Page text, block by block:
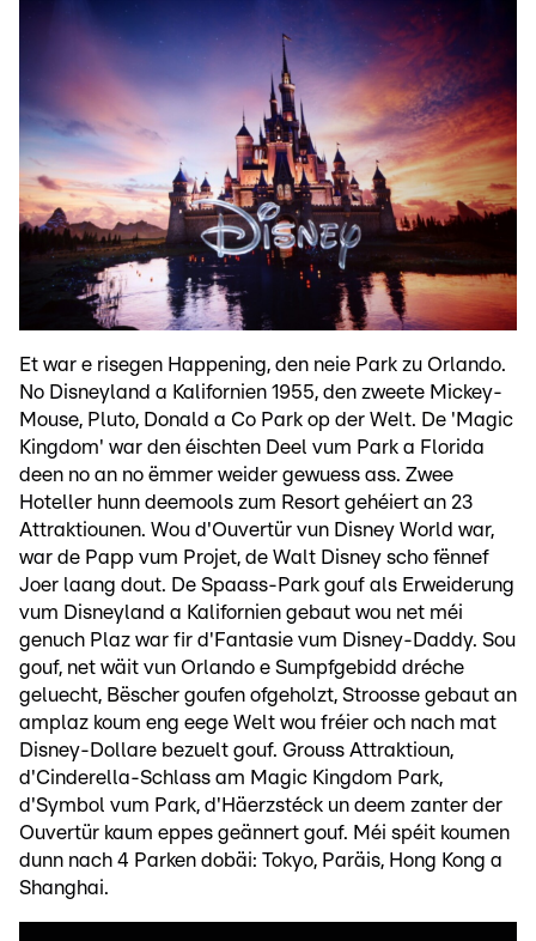
Et war e risegen Happening, den neie Park zu Orlando.
No Disneyland a Kalifornien 1955, den zweete Mickey-
Mouse, Pluto, Donald a Co Park op der Welt. De 'Magic
Kingdom' war den éischten Deel vum Park a Florida
deen no an no ëmmer weider gewuess ass. Zwee
Hoteller hunn deemools zum Resort gehéiert an 23
Attraktiounen. Wou d'Ouvertür vun Disney World war,
war de Papp vum Projet, de Walt Disney scho fënnef
Joer laang dout. De Spaass-Park gouf als Erweiderung
vum Disneyland a Kalifornien gebaut wou net méi
genuch Plaz war fir d'Fantasie vum Disney-Daddy. Sou
gouf, net wäit vun Orlando e Sumpfgebidd dréche
geluecht, Bëscher goufen ofgeholzt, Stroosse gebaut an
amplaz koum eng eege Welt wou fréier och nach mat
Disney-Dollare bezuelt gouf. Grouss Attraktioun,
d'Cinderella-Schlass am Magic Kingdom Park,
d'Symbol vum Park, d'Häerzstéck un deem zanter der
Ouvertür kaum eppes geännert gouf. Méi spéit koumen
dunn nach 4 Parken dobäi: Tokyo, Paräis, Hong Kong a
Shanghai.